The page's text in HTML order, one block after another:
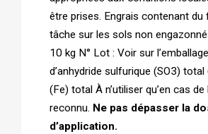
être prises. Engrais contenant du
tâche sur les sols non
10 kg N° Lot : Voir sur
d’anhydride sulfurique (SO3)
(Fe) total À n’utiliser qu’en cas
reconnu. Ne pas dépasser la
d’application.